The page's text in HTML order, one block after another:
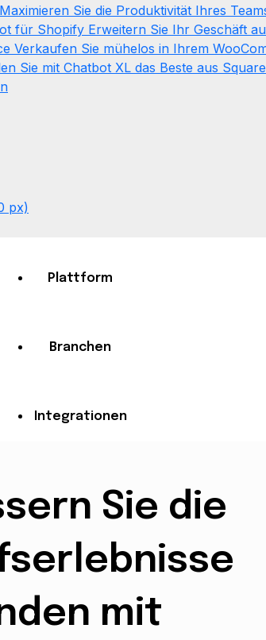
Maximieren Sie die Produktivität Ihres
für Shopify Erweitern Sie Ihr Geschäft
Verkaufen Sie mühelos in Ihrem
Sie mit Chatbot XL das Beste aus
Plattform
Branchen
Integrationen
Ressourcen
für
Sie die
mit